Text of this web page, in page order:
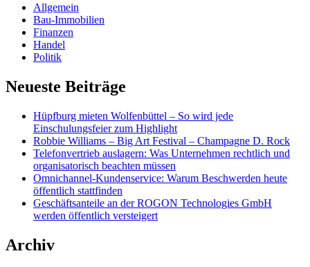
Allgemein
Bau-Immobilien
Finanzen
Handel
Politik
Neueste Beiträge
Hüpfburg mieten Wolfenbüttel – So wird jede
Einschulungsfeier zum Highlight
Robbie Williams – Big Art Festival – Champagne D. Rock
Telefonvertrieb auslagern: Was Unternehmen rechtlich und
organisatorisch beachten müssen
Omnichannel-Kundenservice: Warum Beschwerden heute
öffentlich stattfinden
Geschäftsanteile an der ROGON Technologies GmbH
werden öffentlich versteigert
Archiv